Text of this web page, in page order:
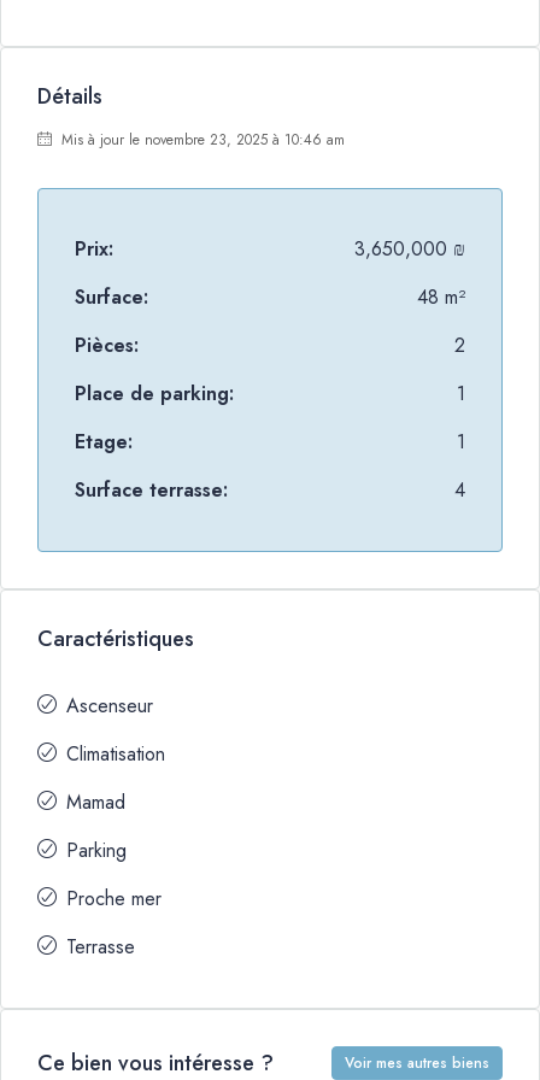
Détails
Mis à jour le novembre 23, 2025 à 10:46 am
Prix:
3,650,000 ₪
Surface:
48 m²
Pièces:
2
Place de parking:
1
Etage:
1
Surface terrasse:
4
Caractéristiques
Ascenseur
Climatisation
Mamad
Parking
Proche mer
Terrasse
Ce bien vous intéresse ? Voir mes autres biens